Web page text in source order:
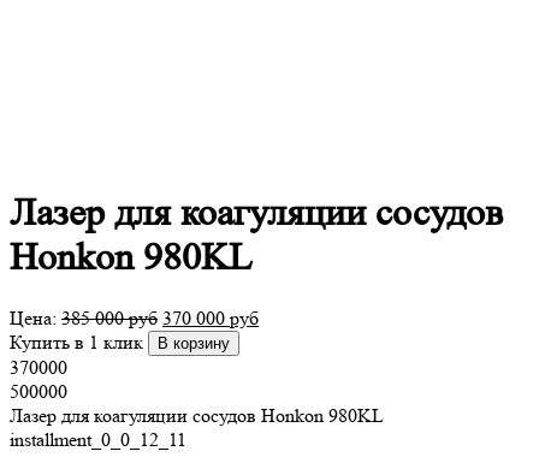
Лазер для коагуляции сосудов
Honkon 980KL
Цена: 385 000руб 370 000 руб
Купить в 1 клик
В корзину
370000
500000
Лазер для коагуляции сосудов Honkon 980KL
installment_0_0_12_11